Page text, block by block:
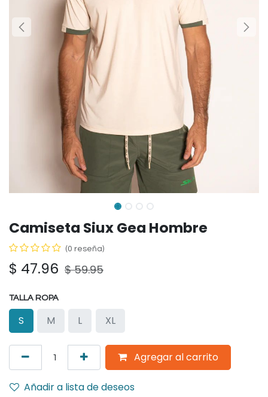
Camiseta Siux Gea Hombre
(0 reseña)
$ 47.96 $59.95
TALLA ROPA
S M L XL
Agregar al carrito
Añadir a lista de deseos